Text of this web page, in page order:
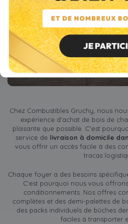
Chez Combustibles Gruchy, nous
expérience d'achat de bois de
plaisante que possible. C'est
service de livraison à domicile
vous offrir un accès facile à des
tracas
Chaque foyer a des besoins
C'est pourquoi nous vous
conditionnements. Nos offres
complètes et des demi-palettes de
des packs individuels de bûches
faciles à transporter